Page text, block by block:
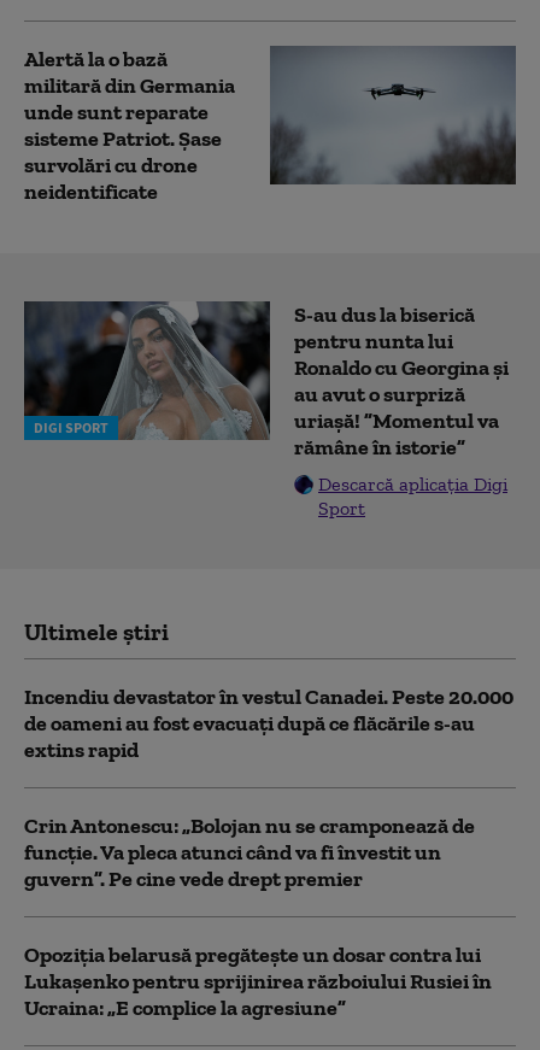
Alertă la o bază
militară din Germania
unde sunt reparate
sisteme Patriot. Șase
survolări cu drone
neidentificate
DIGI SPORT
S-au dus la biserică
pentru nunta lui
Ronaldo cu Georgina și
au avut o surpriză
uriașă! ”Momentul va
rămâne în istorie”
Descarcă aplicația Digi
Sport
Ultimele știri
Incendiu devastator în vestul Canadei. Peste 20.000
de oameni au fost evacuați după ce flăcările s-au
extins rapid
Crin Antonescu: „Bolojan nu se cramponează de
funcție. Va pleca atunci când va fi învestit un
guvern”. Pe cine vede drept premier
Opoziția belarusă pregătește un dosar contra lui
Lukașenko pentru sprijinirea războiului Rusiei în
Ucraina: „E complice la agresiune”